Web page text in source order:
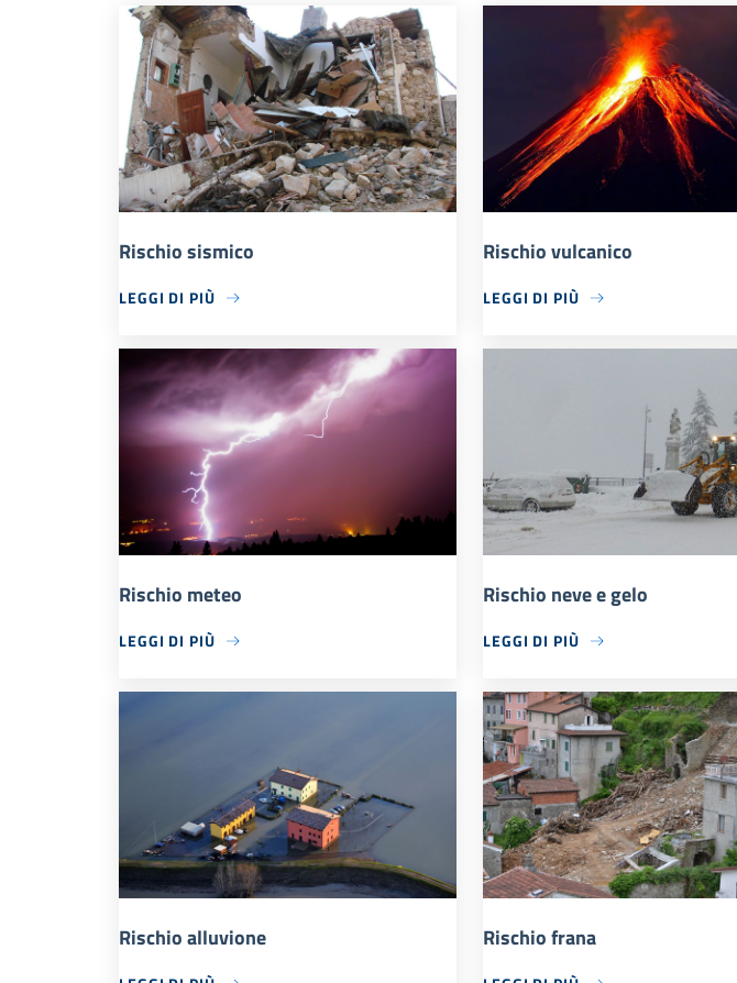
Rischio sismico
LEGGI DI PIÙ
Rischio vulcanico
LEGGI DI PIÙ
Rischio meteo
LEGGI DI PIÙ
Rischio neve e gelo
LEGGI DI PIÙ
Rischio alluvione Rischio frana